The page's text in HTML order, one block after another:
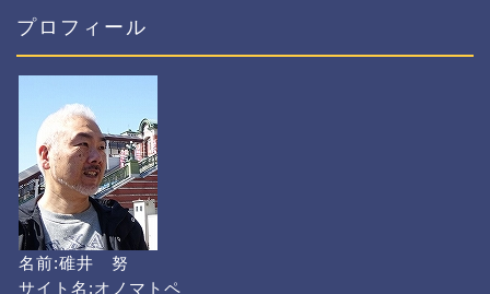
プロフィール
名前:碓井 努
サイト名:オノマトペ